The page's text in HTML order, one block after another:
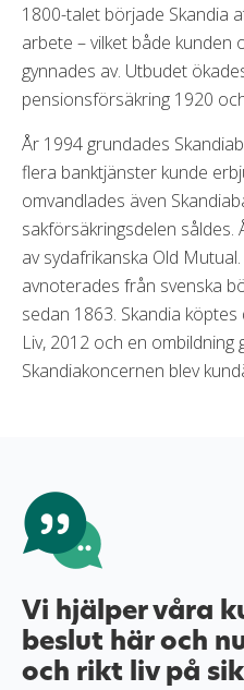
1800-talet började Skandia
arbete – vilket både kunden
gynnades av. Utbudet
pensionsförsäkring 1920
År 1994 grundades
flera banktjänster kunde
omvandlades även
sakförsäkringsdelen såldes.
av sydafrikanska Old
avnoterades från svenska
sedan 1863. Skandia
Liv, 2012 och en
Skandiakoncernen blev
Vi hjälper våra
beslut här och
och rikt liv på